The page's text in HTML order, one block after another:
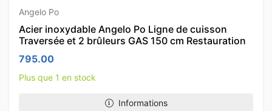
Angelo Po
Acier inoxydable Angelo Po Ligne de cuisson
Traversée et 2 brûleurs GAS 150 cm Restauration
795.00
Plus que 1 en stock
Informations